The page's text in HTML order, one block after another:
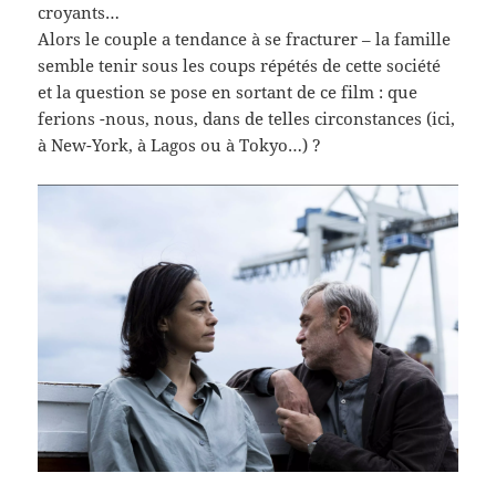
croyants…
Alors le couple a tendance à se fracturer – la famille
semble tenir sous les coups répétés de cette société
et la question se pose en sortant de ce film : que
ferions -nous, nous, dans de telles circonstances (ici,
à New-York, à Lagos ou à Tokyo…) ?